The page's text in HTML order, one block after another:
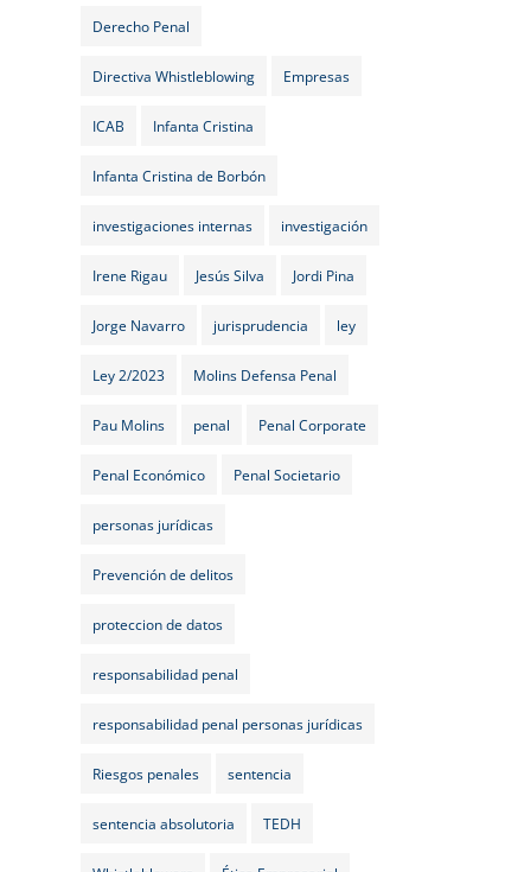
Derecho Penal
Directiva Whistleblowing Empresas
ICAB Infanta Cristina
Infanta Cristina de Borbón
investigaciones internas investigación
Irene Rigau Jesús Silva Jordi Pina
Jorge Navarro jurisprudencia ley
Ley 2/2023 Molins Defensa Penal
Pau Molins penal Penal Corporate
Penal Económico Penal Societario
personas jurídicas
Prevención de delitos
proteccion de datos
responsabilidad penal
responsabilidad penal personas jurídicas
Riesgos penales sentencia
sentencia absolutoria TEDH